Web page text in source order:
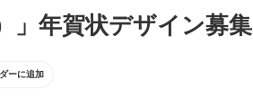
」年賀状デザイン募集
ーに追加